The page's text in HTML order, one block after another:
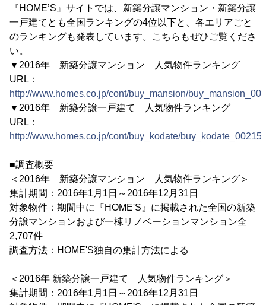
『HOME’S』サイトでは、新築分譲マンション・新築分譲
一戸建てとも全国ランキングの4位以下と、各エリアごと
のランキングも発表しています。こちらもぜひご覧くださ
い。
▼2016年 新築分譲マンション 人気物件ランキング
URL：
http://www.homes.co.jp/cont/buy_mansion/
▼2016年 新築分譲一戸建て 人気物件ランキング
URL：
http://www.homes.co.jp/cont/buy_kodate/buy_kodate_00215/
■調査概要
＜2016年 新築分譲マンション 人気物件ランキング＞
集計期間：2016年1月1日～2016年12月31日
対象物件：期間中に『HOME'S』に掲載された全国の新築
分譲マンションおよび一棟リノベーションマンション全
2,707件
調査方法：HOME'S独自の集計方法による
＜2016年 新築分譲一戸建て 人気物件ランキング＞
集計期間：2016年1月1日～2016年12月31日